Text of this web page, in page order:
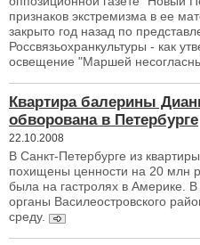
признаков экстремизма в ее
закрыто год назад по
Россвязьохранкультуры - как
освещение "Маршей
Квартира балерины
обворована в Петербурге
22.10.2008
В Санкт-Петербурге из
похищены ценности на 20 млн
была на гастролях в Америке.
органы Василеостровского
среду.